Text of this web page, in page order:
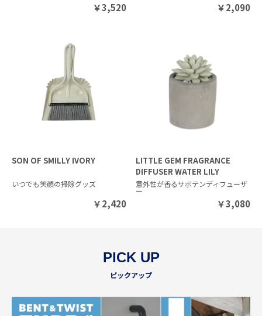
￥3,520 ￥2,090
SON OF SMILLY IVORY
いつでも笑顔の掃除グッズ
￥2,420
LITTLE GEM FRAGRANCE
DIFFUSER WATER LILY
意外性が香るサボテンディフューザ
ー
￥3,080
PICK UP
ピックアップ